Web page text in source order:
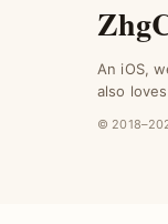
An iOS,
also
©